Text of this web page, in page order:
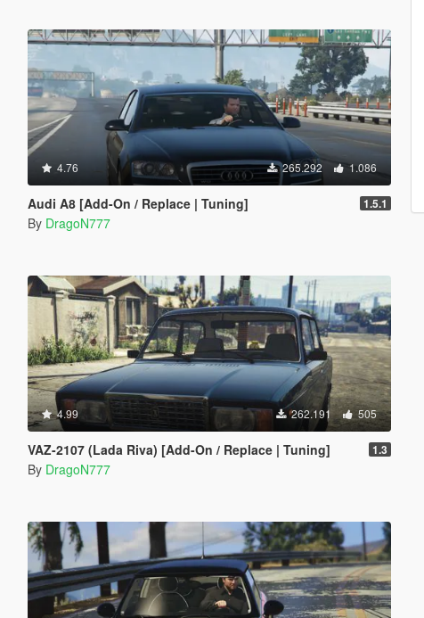
4.76 265.292 1.086
Audi A8 [Add-On / Replace | Tuning] 1.5.1
By DragoN777
4.99 262.191 505
VAZ-2107 (Lada Riva) [Add-On / Replace | Tuning] 1.3
By DragoN777